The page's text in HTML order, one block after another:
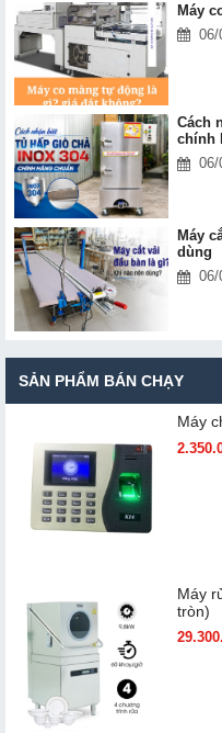
Máy
06/
Cách
chính
06/
Máy
dùng
06/
SẢN PHẨM BÁN CHẠY
Máy
Máy
tròn)